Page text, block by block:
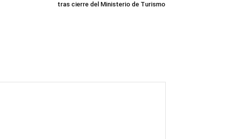
tras cierre del Ministerio de Turismo